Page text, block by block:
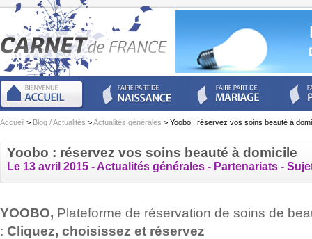
Accueil > Blog / Actualités >Actualités générales > Yoobo : réservez vos soins beauté à
Yoobo : réservez vos soins beauté à domicile
Le 13 avril 2015 -Actualités générales - Partenariats -
YOOBO, Plateforme de réservation de soins de
: Cliquez, choisissez et réservez